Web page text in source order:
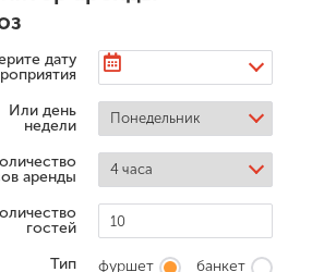
дату
Или день
недели
аренды
гостей
Тип
фуршет банкет